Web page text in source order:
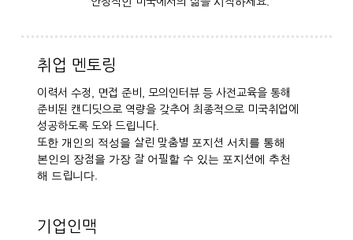
취업 멘토링
이력서 수정, 면접 준비, 모의인터뷰 등 사전교육을 통해
준비된 캔디딧으로 역량을 갖추어 최종적으로 미국취업에
성공하도록 도와 드립니다.
또한 개인의 적성을 살린 맞춤별 포지션 서치를 통해
본인의 장점을 가장 잘 어필할 수 있는 포지션에 추천
해 드립니다.
기업인맥